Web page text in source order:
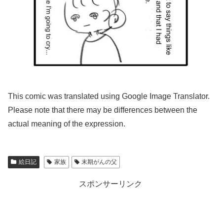
This comic was translated using Google Image Translator.
Please note that there may be differences between the
actual meaning of the expression.
絵日記 家族 末期がんの父
スポンサーリンク